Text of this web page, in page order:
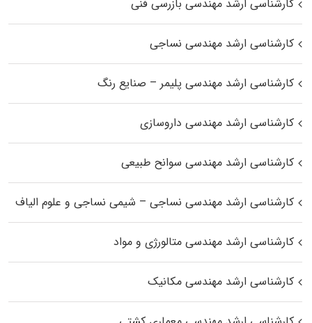
کارشناسی ارشد مهندسی بازرسی فنی
کارشناسی ارشد مهندسی نساجی
کارشناسی ارشد مهندسی پلیمر – صنایع رنگ
کارشناسی ارشد مهندسی داروسازی
کارشناسی ارشد مهندسی سوانح طبیعی
کارشناسی ارشد مهندسی نساجی – شیمی نساجی و علوم الیاف
کارشناسی ارشد مهندسی متالورژی و مواد
کارشناسی ارشد مهندسی مکانیک